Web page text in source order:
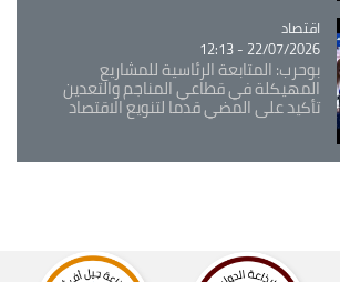
Catégorie
اقتصاد
22/07/2026 - 12:13
بوحرب: المتابعة الرئاسية للمشاريع
المهيكلة في قطاعي المناجم والتعدين
تأكيد على المضي قدما لتنويع الاقتصاد